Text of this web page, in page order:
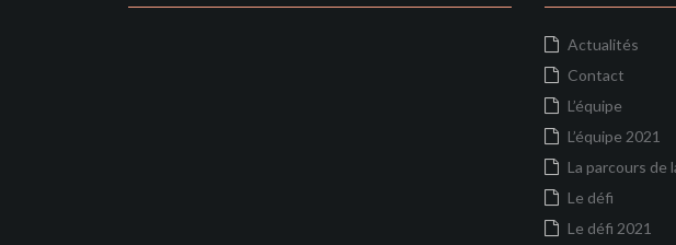
Actualités
Contact
L’équipe
L’équipe 2021
La parcours de
Le défi
Le défi 2021